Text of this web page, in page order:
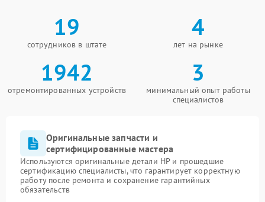
19
сотрудников в штате
4
лет на рынке
1942
отремонтированных устройств
3
минимальный опыт работы
специалистов
Оригинальные запчасти и
сертифицированные мастера
Используются оригинальные детали HP и прошедшие
сертификацию специалисты, что гарантирует корректную
работу после ремонта и сохранение гарантийных
обязательств